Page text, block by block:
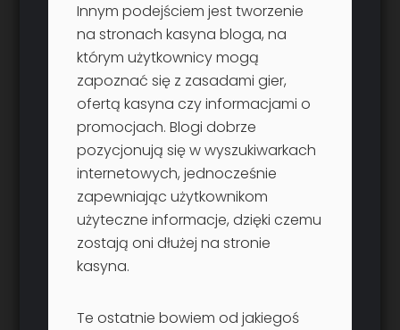
Innym podejściem jest tworzenie
na stronach kasyna bloga, na
którym użytkownicy mogą
zapoznać się z zasadami gier,
ofertą kasyna czy informacjami o
promocjach. Blogi dobrze
pozycjonują się w wyszukiwarkach
internetowych, jednocześnie
zapewniając użytkownikom
użyteczne informacje, dzięki czemu
zostają oni dłużej na stronie
kasyna.
Te ostatnie bowiem od jakiegoś